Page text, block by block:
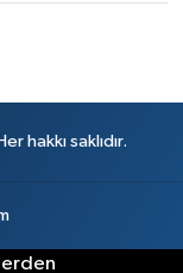
hakkı saklıdır.